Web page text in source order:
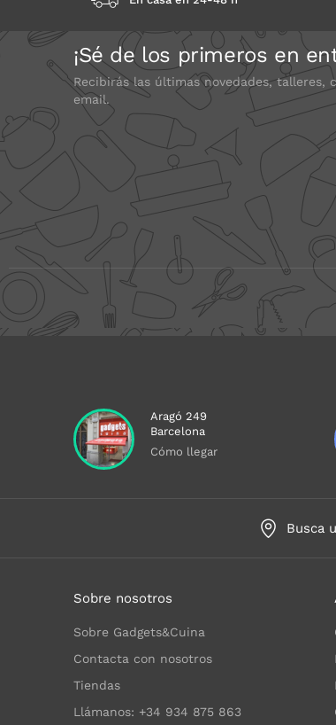
¡Sé de los primeros en
Recibirás las últimas novedades, talleres,
email.
Aragó 249
Barcelona
Cómo llegar
Busca
Sobre nosotros
Sobre Gadgets&Cuina
Contacta con nosotros
Tiendas
Llámanos: +34 934 875 863